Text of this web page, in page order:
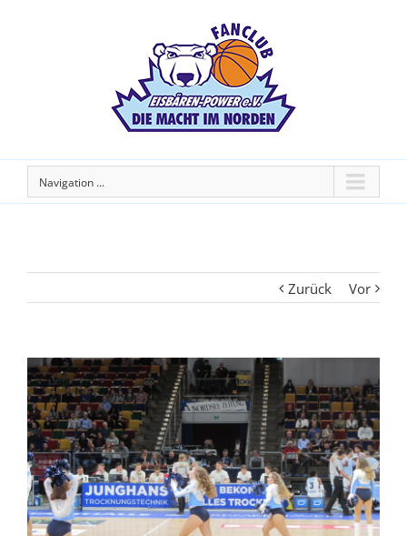
Navigation ...
Zurück Vor